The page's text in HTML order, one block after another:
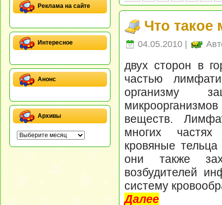
Реклама на сайте
Интересное
Анонс
Архивы
Что
04.05.2010 |
двух сторон в
частью
организму
веществ.
многих
кровяные
они также
возбудителей
систему
Далее